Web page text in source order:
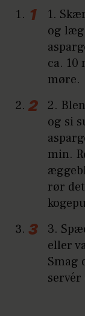
1.
og
ca.
møre.
2.
og si
min.
rør
3.
eller
Smag